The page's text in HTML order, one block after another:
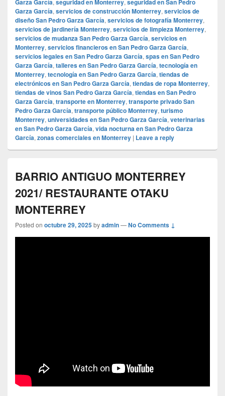
Garza García seguridad en Monterrey seguridad en San Pedro
Garza García, servicios de construcción Monterrey, servicios de
diseño San Pedro Garza García, servicios de fotografía Monterrey,
servicios de jardinería Monterrey, servicios de limpieza Monterrey,
servicios de mudanza San Pedro Garza García, servicios en
Monterrey, servicios financieros en San Pedro Garza García,
servicios legales en San Pedro Garza García, spas en San Pedro
Garza García, talleres en San Pedro Garza García, tecnología en
Monterrey, tecnología en San Pedro Garza García, tiendas de
electrónicos en San Pedro Garza García, tiendas de ropa Monterrey,
tiendas de vinos San Pedro Garza García, tiendas en San Pedro
Garza García, transporte en Monterrey, transporte privado San
Pedro Garza García, transporte público Monterrey, turismo
Monterrey, universidades en San Pedro Garza García, veterinarias
en San Pedro Garza García, vida nocturna en San Pedro Garza
García, zonas comerciales en Monterrey | Leave a reply
BARRIO ANTIGUO MONTERREY
2021/ RESTAURANTE OTAKU
MONTERREY
Posted on octubre 29, 2025byadmin—No Comments ↓